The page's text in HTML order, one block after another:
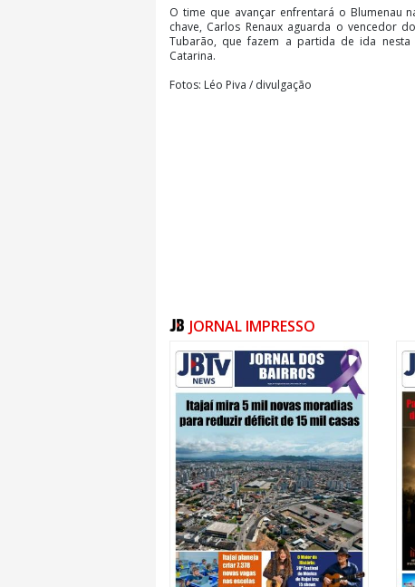
O time que avançar enfrentará o Blumenau
chave, Carlos Renaux aguarda o vencedor
Tubarão, que fazem a partida de ida nesta
Catarina.
Fotos: Léo Piva / divulgação
JORNAL IMPRESSO